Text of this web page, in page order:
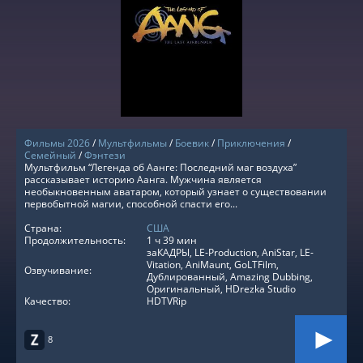
СМОТРЕТЬ ОНЛАЙН
Фильмы 2026/ Мультфильмы/ Боевик/ Приключения /
Семейный /Фэнтези
8
Мультфильм “Легенда об Аанге: Последний маг воздуха”
рассказывает историю Аанга. Мужчина является
необыкновенным аватаром, который узнает о существовании
первобытной магии, способной спасти его...
Страна:
США
Продолжительность:
1 ч 39 мин
Озвучивание:
заКАДРЫ, LE-Production, AniStar, LE-
Vitation, AniMaunt, GoLTFilm,
Дублированный, Amazing Dubbing,
Оригинальный, HDrezka Studio
Качество:
HDTVRip